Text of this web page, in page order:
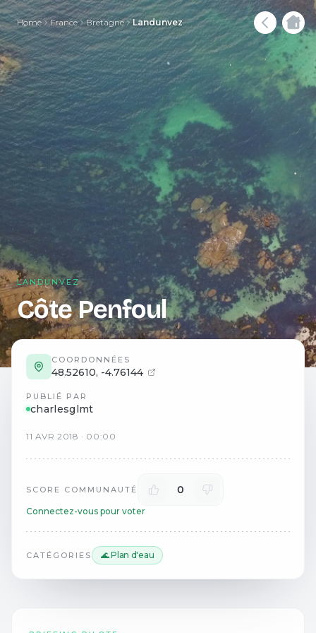
Home France Bretagne Landunvez
LANDUNVEZ
Côte Penfoul
COORDONNÉES
48.52610, -4.76144
PUBLIÉ PAR
charlesglmt
11 AVR 2018 · 00:00
SCORE COMMUNAUTÉ 0
Connectez-vous pour voter
CATÉGORIES 🌊 Plan d'eau